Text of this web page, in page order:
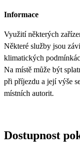
Informace
Využití některých
Některé služby jsou
klimatických
Na místě může být
při příjezdu a její výše
místních autorit.
Dostupnost